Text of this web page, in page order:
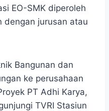
EO-SMK diperoleh
dengan jurusan atau
Bangunan dan
ke perusahaan
PT Adhi Karya,
TVRI Stasiun